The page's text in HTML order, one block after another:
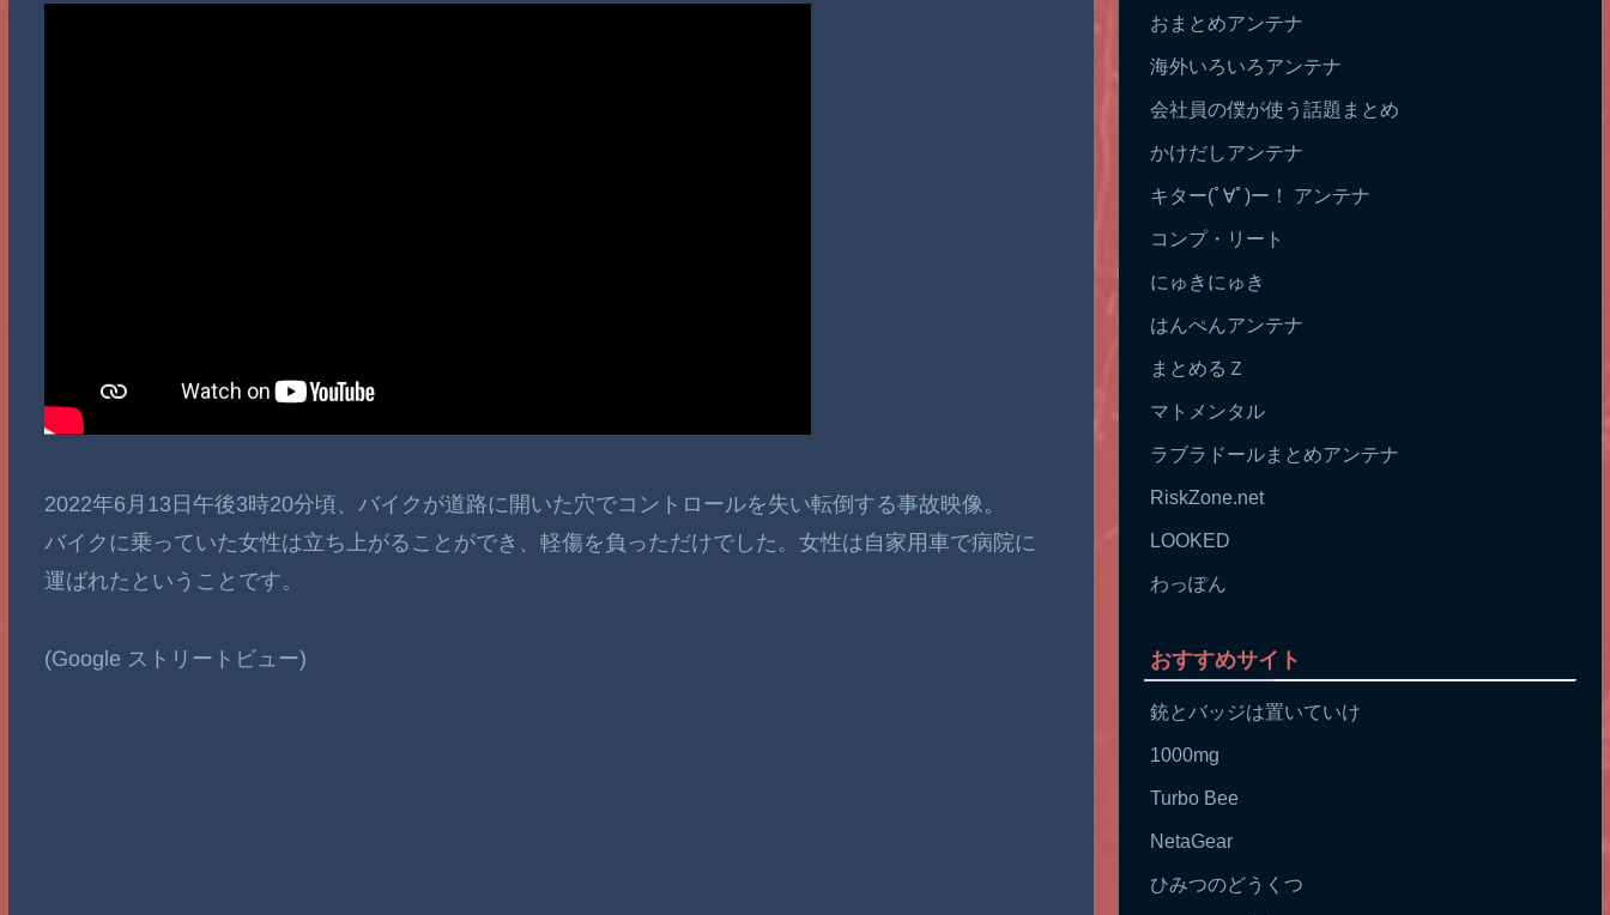
2022年6月13日午後3時20分頃、バイクが道路に開いた穴でコントロールを失い転倒する事故映像。
バイクに乗っていた女性は立ち上がることができ、軽傷を負っただけでした。女性は自家用車で病院に
運ばれたということです。
(Google ストリートビュー)
おまとめアンテナ
海外いろいろアンテナ
会社員の僕が使う話題まとめ
かけだしアンテナ
キター(ﾟ∀ﾟ)ー！ アンテナ
コンプ・リート
にゅきにゅき
はんぺんアンテナ
まとめるＺ
マトメンタル
ラブラドールまとめアンテナ
RiskZone.net
LOOKED
わっぽん
おすすめサイト
銃とバッジは置いていけ
1000mg
Turbo Bee
NetaGear
ひみつのどうくつ